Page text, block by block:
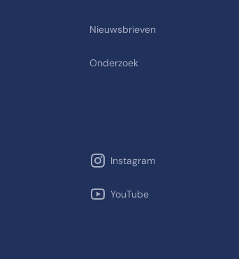
Nieuwsbrieven
Onderzoek
Instagram
YouTube